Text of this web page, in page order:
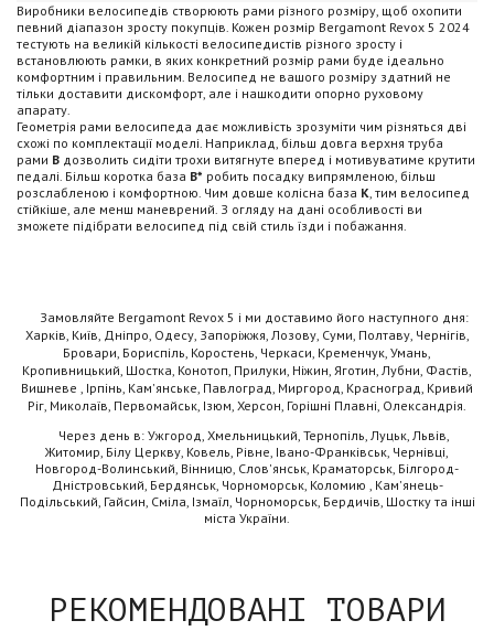
Виробники велосипедів створюють рами різного розміру, щоб охопити
певний діапазон зросту покупців. Кожен розмір Bergamont Revox 5 2024
тестують на великій кількості велосипедистів різного зросту і
встановлюють рамки, в яких конкретний розмір рами буде ідеально
комфортним і правильним. Велосипед не вашого розміру здатний не
тільки доставити дискомфорт, але і нашкодити опорно руховому
апарату.
Геометрія рами велосипеда дає можливість зрозуміти чим різняться дві
схожі по комплектації моделі. Наприклад, більш довга верхня труба
рами B дозволить сидіти трохи витягнуте вперед і мотивуватиме крутити
педалі. Більш коротка база B* робить посадку випрямленою, більш
розслабленою і комфортною. Чим довше колісна база K , тим велосипед
стійкіше, але менш маневрений. З огляду на дані особливості ви
зможете підібрати велосипед під свій стиль їзди і побажання.
Замовляйте Bergamont Revox 5 і ми доставимо його наступного дня:
Харків, Київ, Дніпро, Одесу, Запоріжжя, Лозову, Суми, Полтаву, Чернігів,
Бровари, Бориспіль, Коростень, Черкаси, Кременчук, Умань,
Кропивницький, Шостка, Конотоп, Прилуки, Ніжин, Яготин, Лубни, Фастів,
Вишневе , Ірпінь, Кам'янське, Павлоград, Миргород, Красноград, Кривий
Ріг, Миколаїв, Первомайськ, Ізюм, Херсон, Горішні Плавні, Олександрія.
Через день в: Ужгород, Хмельницький, Тернопіль, Луцьк, Львів,
Житомир, Білу Церкву, Ковель, Рівне, Івано-Франківськ, Чернівці,
Новгород-Волинський, Вінницю, Слов'янськ, Краматорськ, Білгород-
Дністровський, Бердянськ, Чорноморськ, Коломию , Кам'янець-
Подільський, Гайсин, Сміла, Ізмаїл, Чорноморськ, Бердичів, Шостку та інші
міста України.
РЕКОМЕНДОВАНІ ТОВАРИ